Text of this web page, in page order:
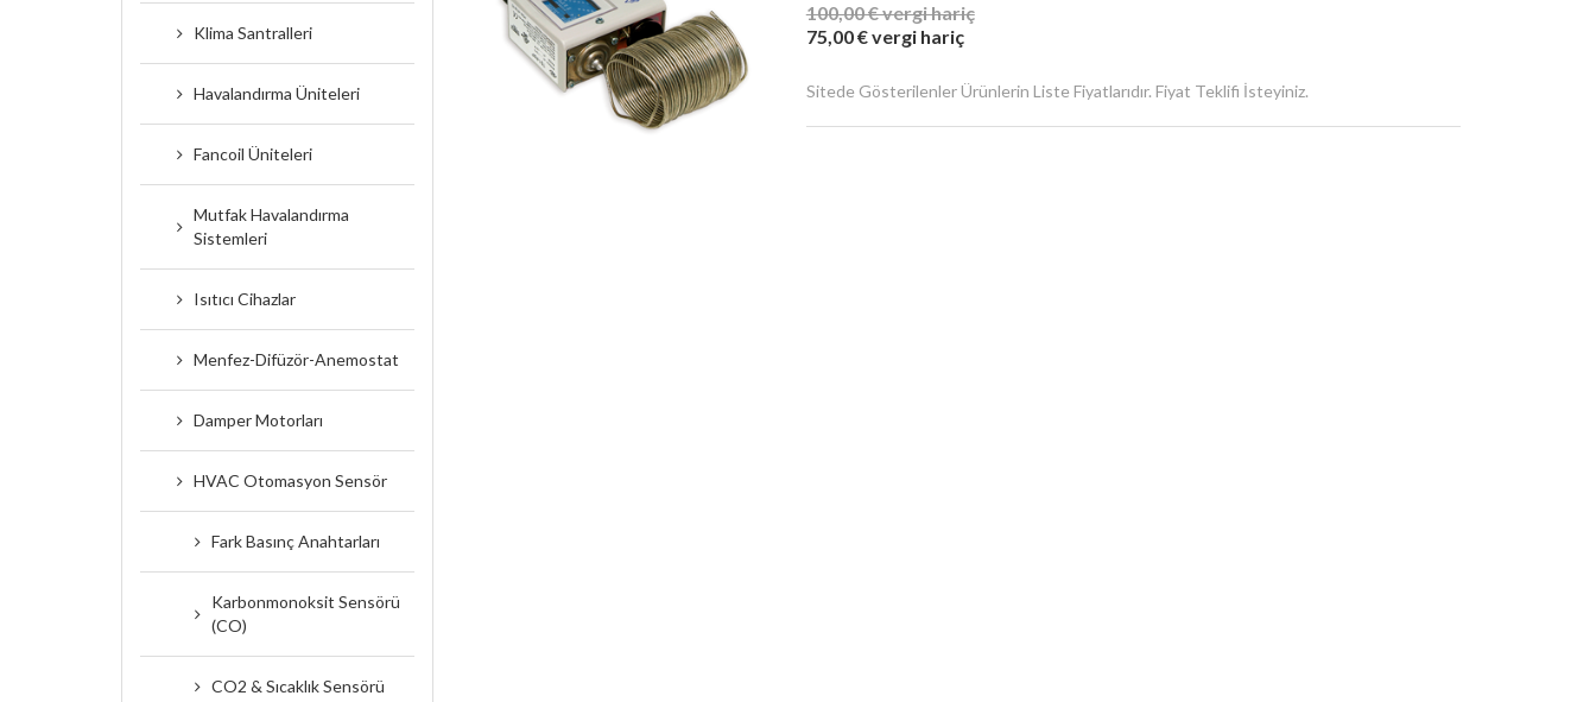
Klima Santralleri
Havalandırma Üniteleri
Fancoil Üniteleri
Mutfak Havalandırma
Sistemleri
Isıtıcı Cihazlar
Menfez-Difüzör-Anemostat
Damper Motorları
HVAC Otomasyon Sensör
Fark Basınç Anahtarları
Karbonmonoksit Sensörü
(CO)
CO2 & Sıcaklık Sensörü
100,00 € vergi hariç
75,00 € vergi hariç
Sitede Gösterilenler Ürünlerin Liste Fiyatlarıdır. Fiyat Teklifi İsteyiniz.